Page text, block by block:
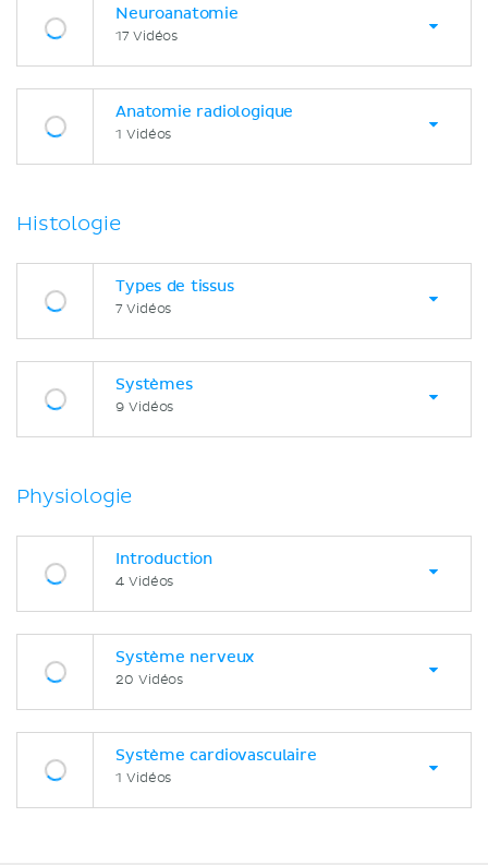
Neuroanatomie
17 Vidéos
Anatomie radiologique
1 Vidéos
Histologie
Types de tissus
7 Vidéos
Systèmes
9 Vidéos
Physiologie
Introduction
4 Vidéos
Système nerveux
20 Vidéos
Système cardiovasculaire
1 Vidéos